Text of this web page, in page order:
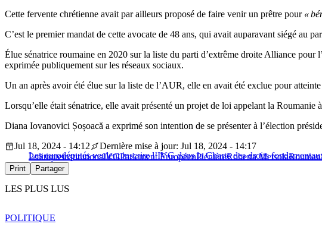
Cette fervente chrétienne avait par ailleurs proposé de faire venir un prêtre pour «
C’est le premier mandat de cette avocate de 48 ans, qui avait auparavant siégé au
Élue sénatrice roumaine en 2020 sur la liste du parti d’extrême droite Alliance
exprimée publiquement sur les réseaux sociaux.
Un an après avoir été élue sur la liste de l’AUR, elle en avait été exclue pour
Lorsqu’elle était sénatrice, elle avait présenté un projet de loi appelant la
Diana Iovanovici Șoșoacă a exprimé son intention de se présenter à l’élection
Les eurodéputés veulent inscrire l’IVG dans la Charte des droits
Jul 18, 2024 - 14:12
Dernière mise à jour: Jul 18, 2024 - 14:17
PolitiqueinstitutionsIVGParlement EuropéenPlénièreRoberta Metsola
Print Partager
LES PLUS LUS
POLITIQUE